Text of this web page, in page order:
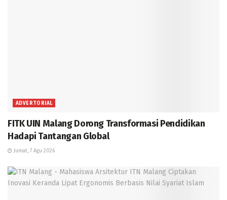
ADVERTORIAL
FITK UIN Malang Dorong Transformasi Pendidikan
Hadapi Tantangan Global
Jumat, 7 Agu 2026